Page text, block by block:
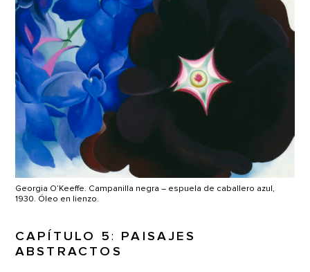
Georgia O’Keeffe. Campanilla negra – espuela de caballero azul,
1930. Óleo en lienzo.
CAPÍTULO 5: PAISAJES
ABSTRACTOS